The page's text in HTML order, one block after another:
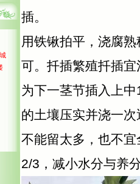
插。
用铁锹拍平，浇腐
可。扦插繁殖扦插
为下一茎节插入上
的土壤压实并浇一
不能留太多，也不
2/3，减小水分与养